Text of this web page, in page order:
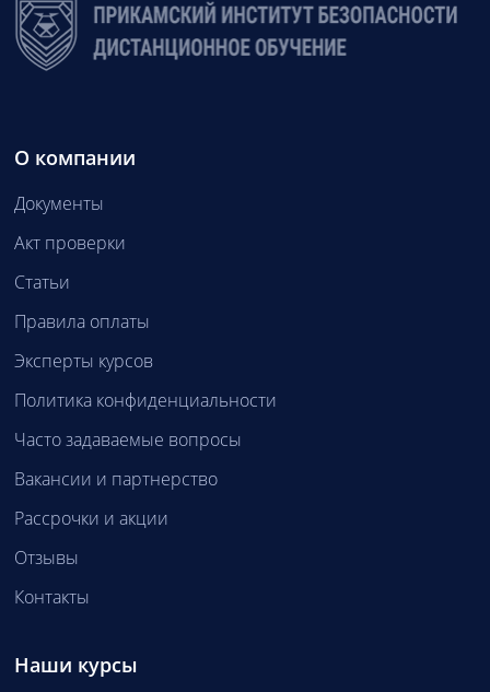
О компании
Документы
Акт проверки
Статьи
Правила оплаты
Эксперты курсов
Политика конфиденциальности
Часто задаваемые вопросы
Вакансии и партнерство
Рассрочки и акции
Отзывы
Контакты
Наши курсы